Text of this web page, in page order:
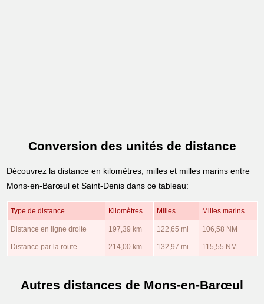
Conversion des unités de distance
Découvrez la distance en kilomètres, milles et milles marins entre
Mons-en-Barœul et Saint-Denis dans ce tableau:
Type de distance Kilomètres Milles Milles marins
Distance en ligne droite 197,39 km 122,65 mi 106,58 NM
Distance par la route 214,00 km 132,97 mi 115,55 NM
Autres distances de Mons-en-Barœul